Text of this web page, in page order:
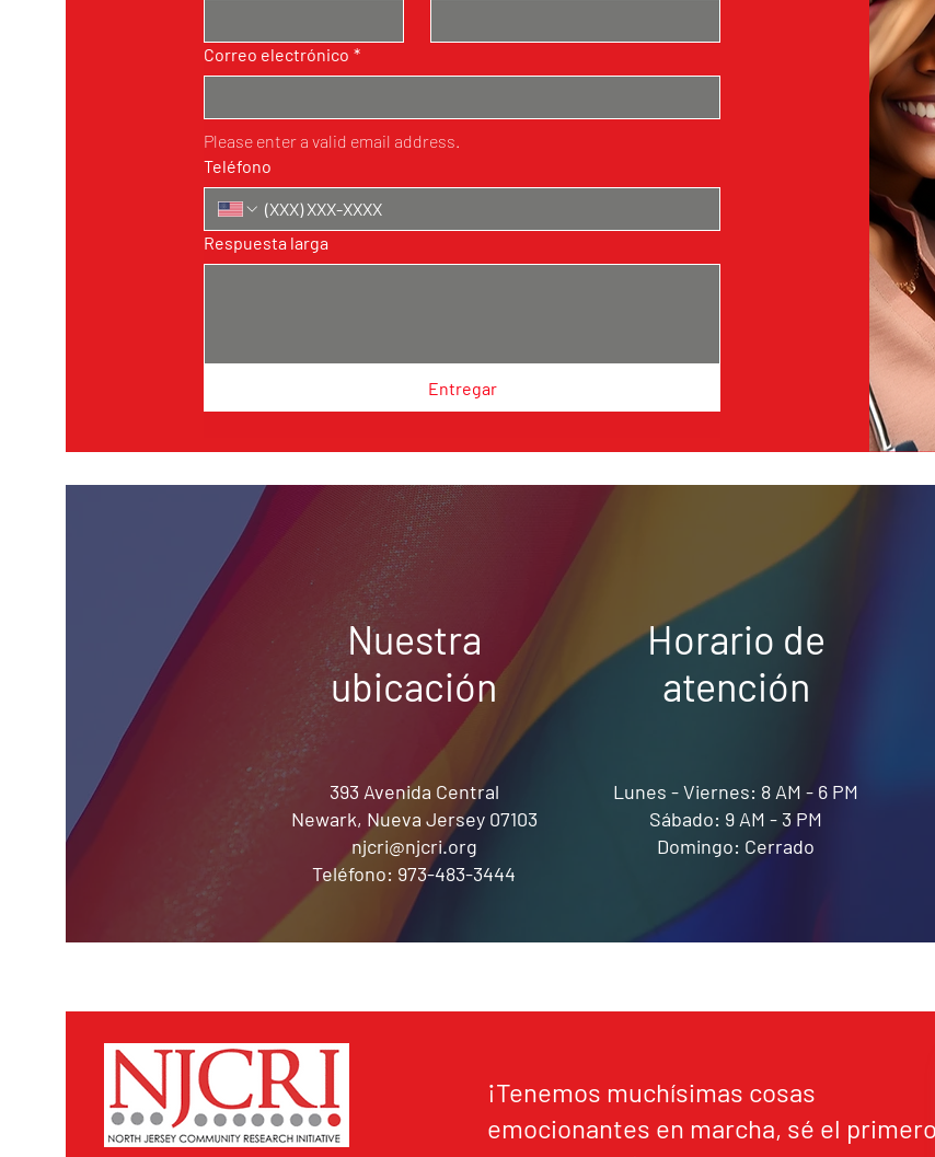
Correo electrónico *
Please enter a valid email address.
Teléfono
Respuesta larga
Entregar
Nuestra
ubicación
Horario de
atención
393 Avenida Central
Newark, Nueva Jersey 07103
njcri@njcri.org
Teléfono: 973-483-3444
Lunes - Viernes: 8 AM - 6 PM
Sábado: 9 AM - 3 PM
Domingo: Cerrado
¡Tenemos muchísimas cosas
emocionantes en marcha, sé el primero